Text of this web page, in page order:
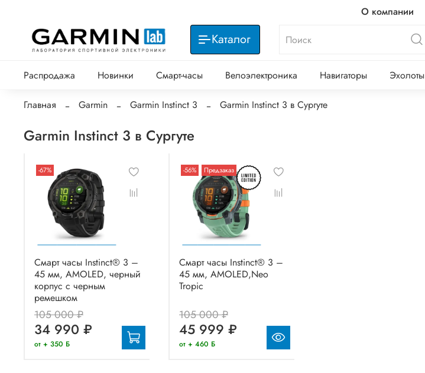
О компании
Каталог
Распродажа Новинки Смарт-часы Велоэлектроника Навигаторы Эхолоты
Главная Garmin Garmin Instinct 3 Garmin Instinct 3 в Сургуте
Garmin Instinct 3 в Сургуте
-67%
Смарт часы Instinct® 3 –
45 мм, AMOLED, черный
корпус с черным
ремешком
105 000 ₽
34 990 ₽
от + 350 Б
-56% Предзаказ
Смарт часы Instinct® 3 –
45 мм, AMOLED,Neo
Tropic
105 000 ₽
45 999 ₽
от + 460 Б